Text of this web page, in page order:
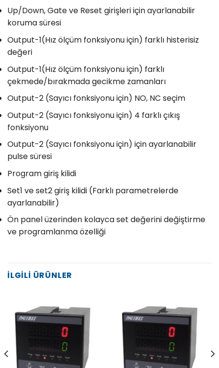
Up/Down, Gate ve Reset girişleri için ayarlanabilir
koruma süresi
Output-1(Hız ölçüm fonksiyonu için) farklı histerisiz
değeri
Output-1(Hız ölçüm fonksiyonu için) farklı
çekmede/bırakmada gecikme zamanları
Output-2 (Sayıcı fonksiyonu için) NO, NC seçim
Output-2 (Sayıcı fonksiyonu için) 4 farklı çıkış
fonksiyonu
Output-2 (Sayıcı fonksiyonu için) için ayarlanabilir
pulse süresi
Program giriş kilidi
Set1 ve set2 giriş kilidi (Farklı parametrelerde
ayarlanabilir)
Ön panel üzerinden kolayca set değerini değiştirme
ve programlanma özelliği
İLGILI ÜRÜNLER